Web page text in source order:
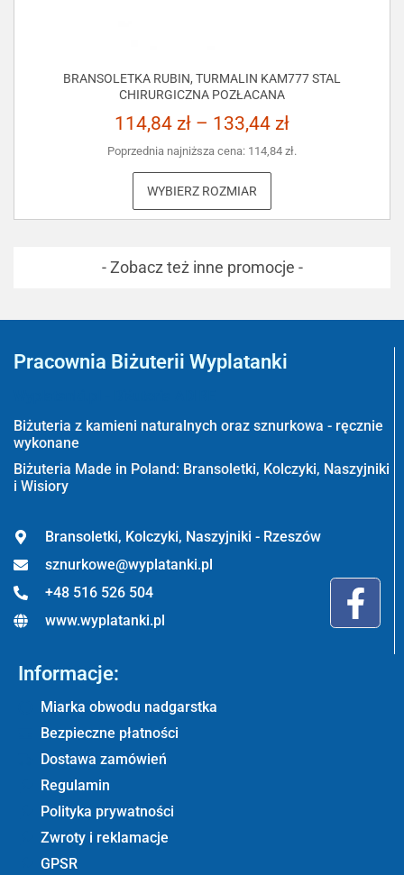
BRANSOLETKA RUBIN, TURMALIN KAM777 STAL
CHIRURGICZNA POZŁACANA
114,84 zł – 133,44 zł
Poprzednia najniższa cena: 114,84 zł.
WYBIERZ ROZMIAR
- Zobacz też inne promocje -
Pracownia Biżuterii Wyplatanki
Biżuteria z kamieni naturalnych oraz sznurkowa - ręcznie
wykonane
Biżuteria Made in Poland: Bransoletki, Kolczyki, Naszyjniki
i Wisiory
Bransoletki, Kolczyki, Naszyjniki - Rzeszów
sznurkowe@wyplatanki.pl
+48 516 526 504
www.wyplatanki.pl
Informacje:
Miarka obwodu nadgarstka
Bezpieczne płatności
Dostawa zamówień
Regulamin
Polityka prywatności
Zwroty i reklamacje
GPSR